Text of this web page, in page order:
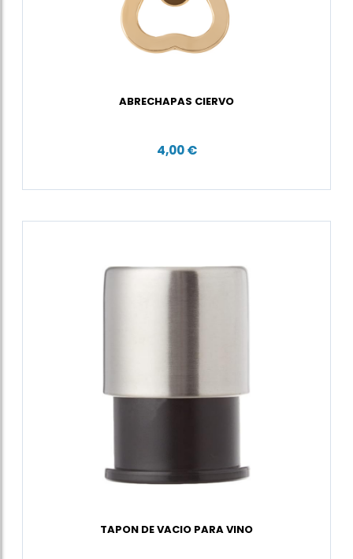
ABRECHAPAS CIERVO
4,00 €
TAPON DE VACIO PARA VINO